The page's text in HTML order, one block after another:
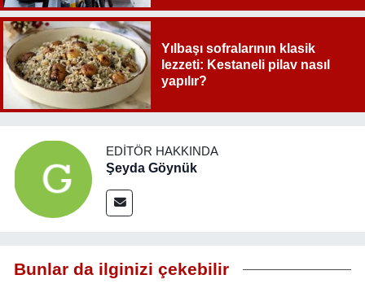
Yılbaşı sofralarının klasik
lezzeti: Kestaneli pilav nasıl
yapılır?
EDITÖR HAKKINDA
Şeyda Göynük
Bunlar da ilginizi çekebilir